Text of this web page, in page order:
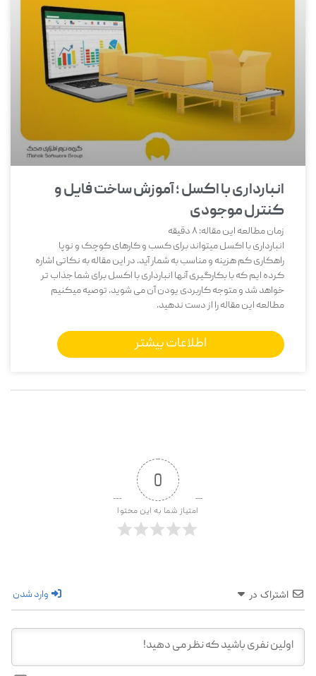
انبارداری با اکسل ؛ آموزش ساخت فایل و
کنترل موجودی
زمان مطالعه این مقاله:8دقیقه
انبارداری با اکسل میتواند برای کسب و کارهای کوچک و نوپا
راهکاری کم هزینه و مناسب به شمار آید. در این مقاله به نکاتی اشاره
کرده ایم که با بکارگیری آنها انبارداری با اکسل برای شما جذاب تر
خواهد شد و متوجه کاربردی یودن آن می شوید. توصیه میکنیم
مطالعه این مقاله را از دست ندهید.
اطلاعات بیشتر
0
امتیاز شما به این محتوا
اشتراک در وارد شدن